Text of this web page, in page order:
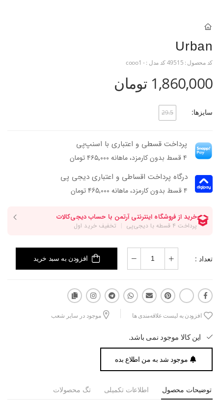
Urban
کد محصول : 49515کد مدل :- cooo1
1,860,000 تومان
سایزها: 29.5
پرداخت قسطی و اعتباری با اسنپ‌پی
۴ قسط بدون کارمزد، ماهانه ۴۶۵٬۰۰۰ تومان
درگاه پرداخت اقساطی و اعتباری دیجی پی
۴ قسط بدون کارمزد، ماهانه 465,000 تومان
تعداد : افزودن به سبد خرید
افزودن به لیست علاقه‌مندی ها موجود در سایر شعب
این کالا موجود نمی باشد.
موجود شد به من اطلاع بده
توضیحات محصول اطلاعات تکمیلی تگ محصولات